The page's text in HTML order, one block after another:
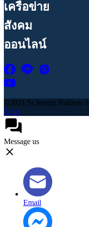
เครือข่าย
สังคม
ออนไลน์
©2021 St.Joseph Nakhon
Zone
Message us
Email